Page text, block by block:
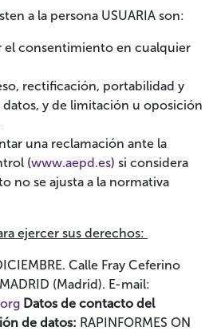
a la persona USUARIA son:
el consentimiento en cualquier
rectificación, portabilidad y
datos, y de limitación u oposición
una reclamación ante la
(www.aepd.es) si considera
no se ajusta a la normativa
ejercer sus derechos:
Calle Fray Ceferino
(Madrid). E-mail:
Datos de contacto del
de datos: RAPINFORMES ON